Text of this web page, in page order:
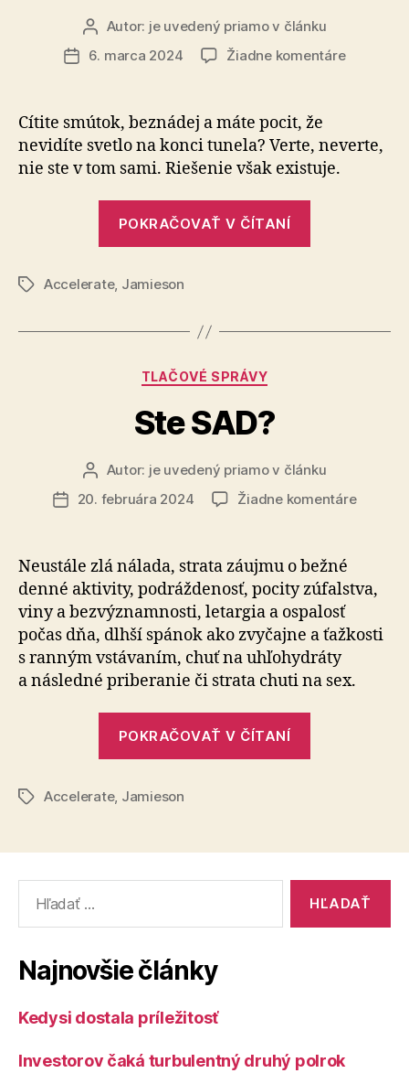
Autor
článku
Autor: je uvedený priamo v článku
Dátum
6. marca 2024 Žiadne komentárena
Cítite smútok, beznádej a máte pocit, že
nevidíte svetlo na konci tunela? Verte, neverte,
nie ste v tom sami. Riešenie však existuje.
POKRAČOVAŤ V ČÍTANÍ
ZnačkyAccelerate, Jamieson
Kategórie
TLAČOVÉ SPRÁVY
Ste SAD?
Autor
článku
Autor: je uvedený priamo v článku
Dátum
20. februára 2024 Žiadne komentárena
Neustále zlá nálada, strata záujmu o bežné
denné akti­vi­ty, pod­ráž­de­nosť, pocity zúfalstva,
viny a bez­význam­nosti, letargia a ospa­losť
počas dňa, dlhší spánok ako zvy­čajne a ťaž­kosti
s ranným vstá­va­ním, chuť na uhľo­hydráty
a následné pri­be­ra­nie či strata chuti na sex.
POKRAČOVAŤ V ČÍTANÍ
ZnačkyAccelerate, Jamieson
Najnovšie články
Kedysi dostala príležitosť
Investorov čaká turbulentný druhý polrok